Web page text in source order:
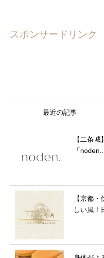
スポンサードリンク
最近の記事
【二条
「noden....
【京都
しい風！